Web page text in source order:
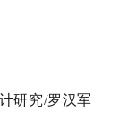
研究/罗汉军